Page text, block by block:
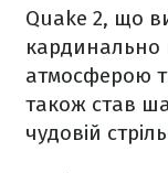
Quake 2, що
кардинально
атмосферою
також став
чудовій